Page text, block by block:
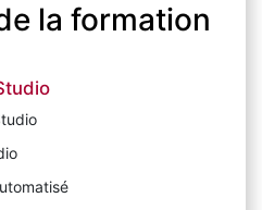
la formation